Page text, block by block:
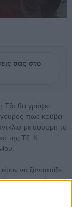
σας στο
Τζο θα γράψει
πως κρύβει
με αφορμή το
της Τζ. Κ.
να ξαναπαίξει
να συνεχίσει τις
περιλαμβάνουν
να σκεφτώ την